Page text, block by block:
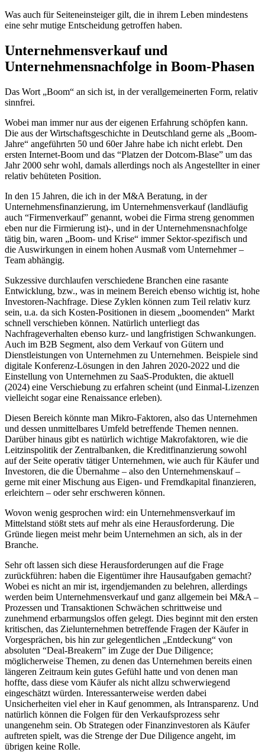
Was auch für Seiteneinsteiger gilt, die in ihrem Leben mindestens
eine sehr mutige Entscheidung getroffen haben.
Unternehmensverkauf und
Unternehmensnachfolge in Boom-Phasen
Das Wort „Boom“ an sich ist, in der verallgemeinerten Form, relativ
sinnfrei.
Wobei man immer nur aus der eigenen Erfahrung schöpfen kann.
Die aus der Wirtschaftsgeschichte in Deutschland gerne als „Boom-
Jahre“ angeführten 50 und 60er Jahre habe ich nicht erlebt. Den
ersten Internet-Boom und das “Platzen der Dotcom-Blase” um das
Jahr 2000 sehr wohl, damals allerdings noch als Angestellter in einer
relativ behüteten Position.
In den 15 Jahren, die ich in der M&A Beratung, in der
Unternehmensfinanzierung, im Unternehmensverkauf (landläufig
auch “Firmenverkauf” genannt, wobei die Firma streng genommen
eben nur die Firmierung ist)-, und in der Unternehmensnachfolge
tätig bin, waren „Boom- und Krise“ immer Sektor-spezifisch und
die Auswirkungen in einem hohen Ausmaß vom Unternehmer –
Team abhängig.
Sukzessive durchlaufen verschiedene Branchen eine rasante
Entwicklung, bzw., was in meinem Bereich ebenso wichtig ist, hohe
Investoren-Nachfrage. Diese Zyklen können zum Teil relativ kurz
sein, u.a. da sich Kosten-Positionen in diesem „boomenden“ Markt
schnell verschieben können. Natürlich unterliegt das
Nachfrageverhalten ebenso kurz- und langfristigen Schwankungen.
Auch im B2B Segment, also dem Verkauf von Gütern und
Dienstleistungen von Unternehmen zu Unternehmen. Beispiele sind
digitale Konferenz-Lösungen in den Jahren 2020-2022 und die
Einstellung von Unternehmen zu SaaS-Produkten, die aktuell
(2024) eine Verschiebung zu erfahren scheint (und Einmal-Lizenzen
vielleicht sogar eine Renaissance erleben).
Diesen Bereich könnte man Mikro-Faktoren, also das Unternehmen
und dessen unmittelbares Umfeld betreffende Themen nennen.
Darüber hinaus gibt es natürlich wichtige Makrofaktoren, wie die
Leitzinspolitik der Zentralbanken, die Kreditfinanzierung sowohl
auf der Seite operativ tätiger Unternehmen, wie auch für Käufer und
Investoren, die die Übernahme – also den Unternehmenskauf –
gerne mit einer Mischung aus Eigen- und Fremdkapital finanzieren,
erleichtern – oder sehr erschweren können.
Wovon wenig gesprochen wird: ein Unternehmensverkauf im
Mittelstand stößt stets auf mehr als eine Herausforderung. Die
Gründe liegen meist mehr beim Unternehmen an sich, als in der
Branche.
Sehr oft lassen sich diese Herausforderungen auf die Frage
zurückführen: haben die Eigentümer ihre Hausaufgaben gemacht?
Wobei es nicht an mir ist, irgendjemanden zu belehren, allerdings
werden beim Unternehmensverkauf und ganz allgemein bei M&A –
Prozessen und Transaktionen Schwächen schrittweise und
zunehmend erbarmungslos offen gelegt. Dies beginnt mit den ersten
kritischen, das Zielunternehmen betreffende Fragen der Käufer in
Vorgesprächen, bis hin zur gelegentlichen „Entdeckung“ von
absoluten “Deal-Breakern” im Zuge der Due Diligence;
möglicherweise Themen, zu denen das Unternehmen bereits einen
längeren Zeitraum kein gutes Gefühl hatte und von denen man
hoffte, dass diese vom Käufer als nicht allzu schwerwiegend
eingeschätzt würden. Interessanterweise werden dabei
Unsicherheiten viel eher in Kauf genommen, als Intransparenz. Und
natürlich können die Folgen für den Verkaufsprozess sehr
unangenehm sein. Ob Strategen oder Finanzinvestoren als Käufer
auftreten spielt, was die Strenge der Due Diligence angeht, im
übrigen keine Rolle.